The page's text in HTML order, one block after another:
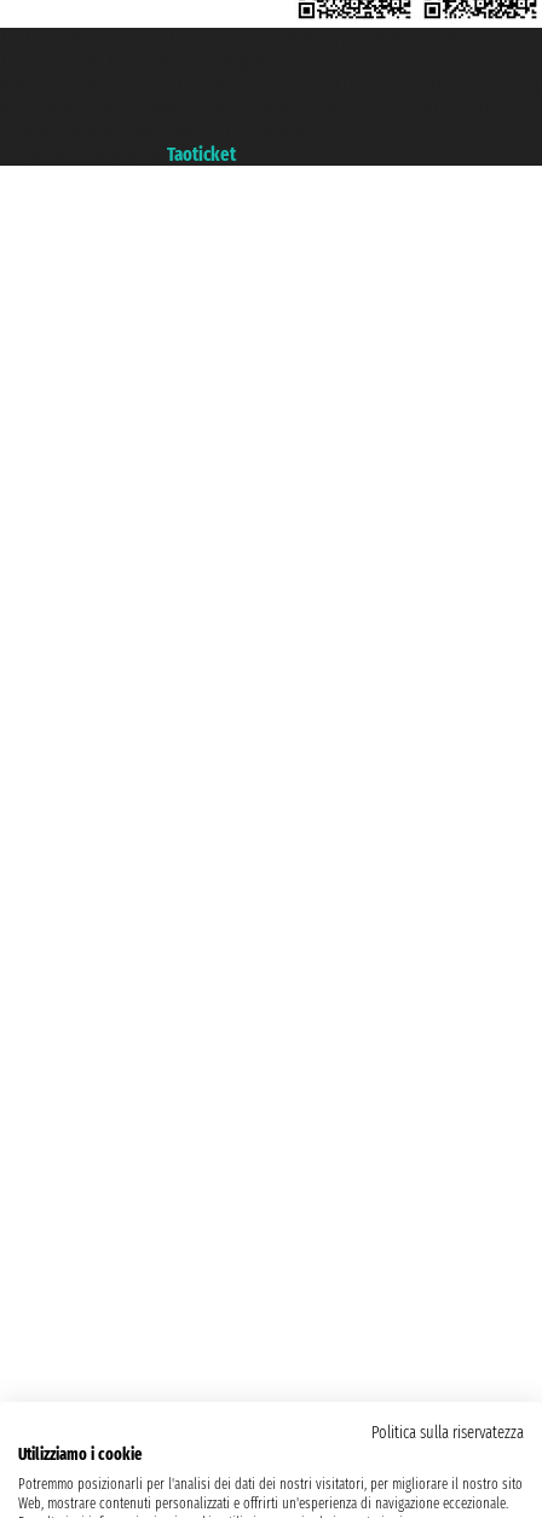
Taoticket
Politica sulla riservatezza
Utilizziamo i cookie
Potremmo posizionarli per l'analisi dei dati dei nostri visitatori, per migliorare il nostro sito
Web, mostrare contenuti personalizzati e offrirti un'esperienza di navigazione eccezionale.